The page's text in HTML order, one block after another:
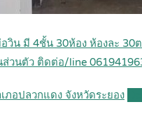
วิน มี 4ชั้น 30ห้อง ห้องละ 30
ส่วนตัว ติดต่อ/line
ภอปลวกแดง จังหวัดระยอง